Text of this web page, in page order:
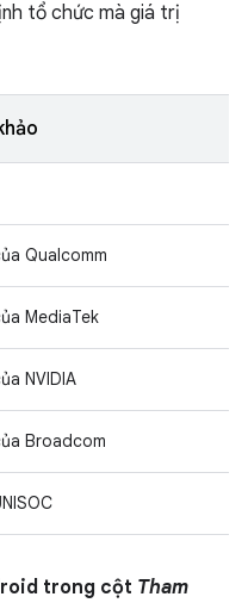
tổ chức mà giá trị
Qualcomm
MediaTek
NVIDIA
Broadcom
trong cột Tham